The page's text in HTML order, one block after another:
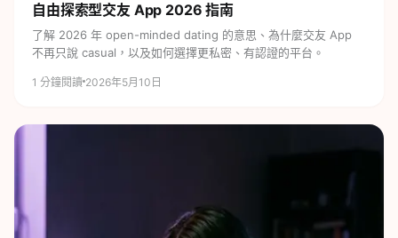
自由探索型交友 App 2026 指南
了解 2026 年 open-minded dating 的意思、為什麼交友 App
不再只說 casual，以及如何選擇更私密、有認證的平台。
1 分鐘閱讀 2026年5月10日